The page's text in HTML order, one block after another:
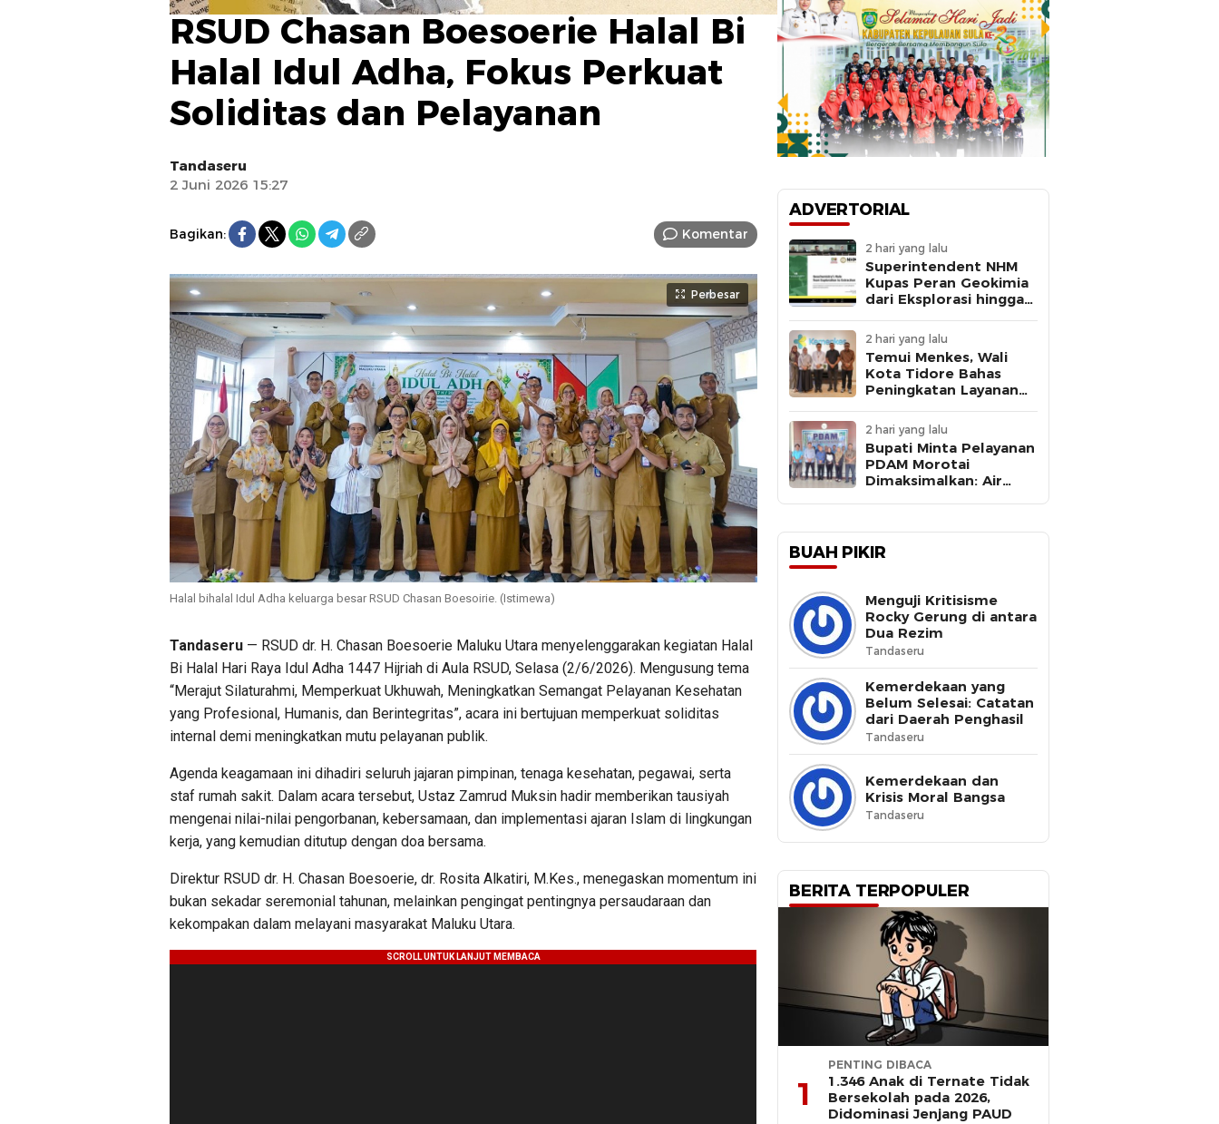
RSUD Chasan Boesoerie Halal Bi
Halal Idul Adha, Fokus Perkuat
Soliditas dan Pelayanan
Tandaseru
2 Juni 2026 15:27
Bagikan: Komentar
Perbesar
Halal bihalal Idul Adha keluarga besar RSUD Chasan Boesoirie. (Istimewa)
Tandaseru — RSUD dr. H. Chasan Boesoerie Maluku Utara menyelenggarakan kegiatan Halal
Bi Halal Hari Raya Idul Adha 1447 Hijriah di Aula RSUD, Selasa (2/6/2026). Mengusung tema
“Merajut Silaturahmi, Memperkuat Ukhuwah, Meningkatkan Semangat Pelayanan Kesehatan
yang Profesional, Humanis, dan Berintegritas”, acara ini bertujuan memperkuat soliditas
internal demi meningkatkan mutu pelayanan publik.
Agenda keagamaan ini dihadiri seluruh jajaran pimpinan, tenaga kesehatan, pegawai, serta
staf rumah sakit. Dalam acara tersebut, Ustaz Zamrud Muksin hadir memberikan tausiyah
mengenai nilai-nilai pengorbanan, kebersamaan, dan implementasi ajaran Islam di lingkungan
kerja, yang kemudian ditutup dengan doa bersama.
Direktur RSUD dr. H. Chasan Boesoerie, dr. Rosita Alkatiri, M.Kes., menegaskan momentum ini
bukan sekadar seremonial tahunan, melainkan pengingat pentingnya persaudaraan dan
kekompakan dalam melayani masyarakat Maluku Utara.
ADVERTORIAL
2 hari yang lalu
Superintendent NHM
Kupas Peran Geokimia
dari Eksplorasi hingga
Webinar MGEI-SC UNG
2 hari yang lalu
Temui Menkes, Wali
Kota Tidore Bahas
Peningkatan Layanan
2 hari yang lalu
Bupati Minta Pelayanan
PDAM Morotai
Dimaksimalkan: Air
BUAH PIKIR
Menguji Kritisisme
Rocky Gerung di antara
Dua Rezim
Tandaseru
Kemerdekaan yang
Belum Selesai: Catatan
dari Daerah Penghasil
Tandaseru
Kemerdekaan dan
Krisis Moral Bangsa
Tandaseru
BERITA TERPOPULER
1
PENTING DIBACA
1.346 Anak di Ternate Tidak
Bersekolah pada 2026,
Didominasi Jenjang PAUD